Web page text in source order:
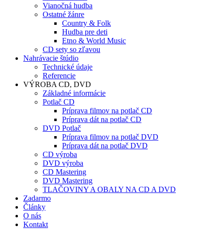
Vianočná hudba
Ostatné žánre
Country & Folk
Hudba pre deti
Etno & World Music
CD sety so zľavou
Nahrávacie štúdio
Technické údaje
Referencie
VÝROBA CD, DVD
Základné informácie
Potlač CD
Príprava filmov na potlač CD
Príprava dát na potlač CD
DVD Potlač
Príprava filmov na potlač DVD
Príprava dát na potlač DVD
CD výroba
DVD výroba
CD Mastering
DVD Mastering
TLAČOVINY A OBALY NA CD A DVD
Zadarmo
Články
O nás
Kontakt